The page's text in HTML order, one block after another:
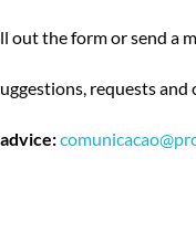
out the form or send a
requests and